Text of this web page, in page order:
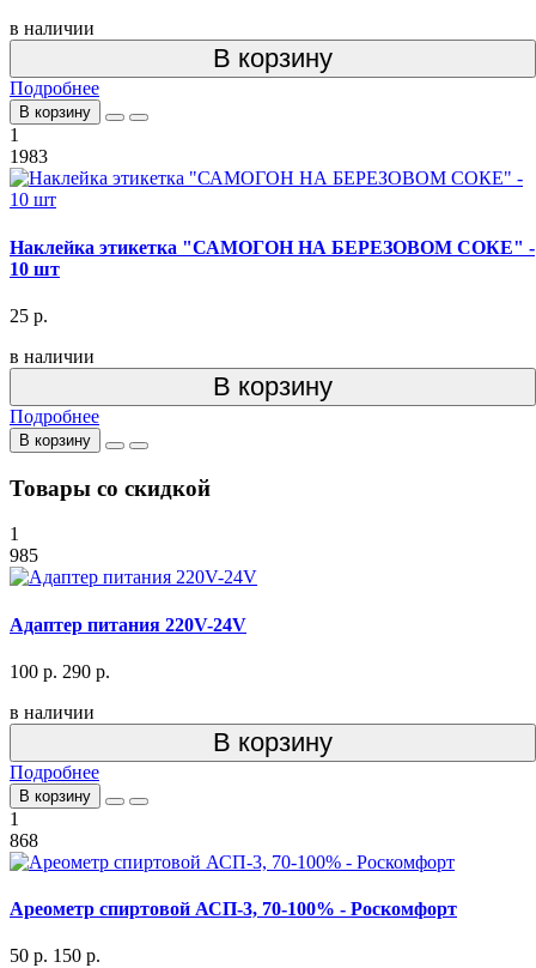
в наличии
В корзину
Подробнее
В корзину
1
1983
Наклейка этикетка "САМОГОН НА БЕРЕЗОВОМ СОКЕ" -
10 шт
25 р.
в наличии
В корзину
Подробнее
В корзину
Товары со скидкой
1
985
Адаптер питания 220V-24V
100 р. 290 р.
в наличии
В корзину
Подробнее
В корзину
1
868
Ареометр спиртовой АСП-3, 70-100% - Роскомфорт
50 р. 150 р.